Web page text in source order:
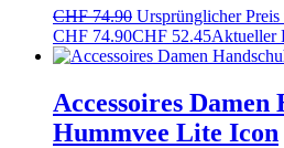
CHF74.90 Ursprünglicher Preis
CHF 74.90CHF 52.45Aktueller
Accessoires Damen
Hummvee Lite Icon